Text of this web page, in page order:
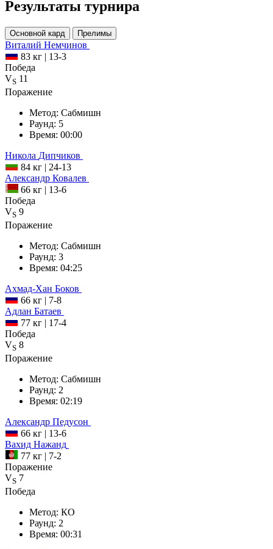
Результаты турнира
Основной кард Прелимы
Виталий Немчинов
83 кг | 13-3
Победа
VS 11
Поражение
Метод: Сабмишн
Раунд: 5
Время: 00:00
Никола Дипчиков
84 кг | 24-13
Александр Ковалев
66 кг | 13-6
Победа
VS 9
Поражение
Метод: Сабмишн
Раунд: 3
Время: 04:25
Ахмад-Хан Боков
66 кг | 7-8
Адлан Батаев
77 кг | 17-4
Победа
VS 8
Поражение
Метод: Сабмишн
Раунд: 2
Время: 02:19
Александр Педусон
66 кг | 13-6
Вахид Нажанд
77 кг | 7-2
Поражение
VS 7
Победа
Метод: КО
Раунд: 2
Время: 00:31